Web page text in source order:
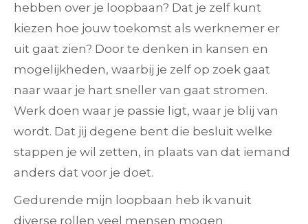
hebben over je loopbaan? Dat je zelf kunt
kiezen hoe jouw toekomst als werknemer er
uit gaat zien? Door te denken in kansen en
mogelijkheden, waarbij je zelf op zoek gaat
naar waar je hart sneller van gaat stromen.
Werk doen waar je passie ligt, waar je blij van
wordt. Dat jij degene bent die besluit welke
stappen je wil zetten, in plaats van dat iemand
anders dat voor je doet.
Gedurende mijn loopbaan heb ik vanuit
diverse rollen veel mensen mogen